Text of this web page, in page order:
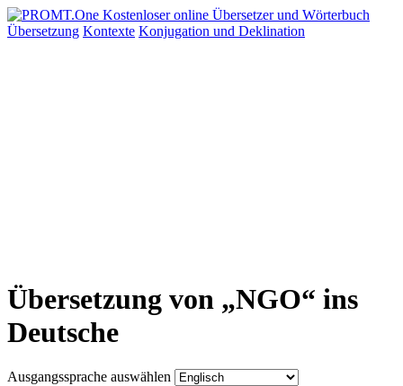
Übersetzung Kontexte Konjugation und Deklination
Übersetzung von „NGO“ ins
Deutsche
Ausgangssprache auswählen